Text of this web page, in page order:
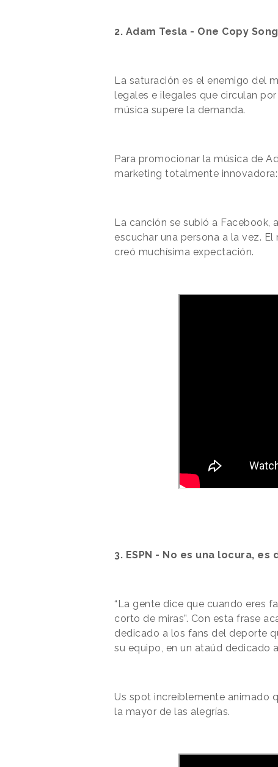
2. Adam Tesla - One Copy Song
La saturación es el enemigo del
legales e ilegales que circulan
música supere la demanda.
Para promocionar la música de
marketing totalmente
La canción se subió a
escuchar una persona a la vez.
creó muchísima expectación.
3. ESPN - No es una locura, es
“La gente dice que cuando eres
corto de miras”. Con esta frase
dedicado a los fans del deporte
su equipo, en un ataúd dedicado
Us spot increíblemente animado
la mayor de las alegrías.